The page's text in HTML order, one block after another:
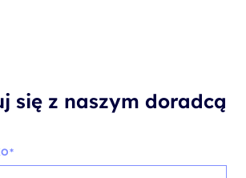
się z naszym doradcą